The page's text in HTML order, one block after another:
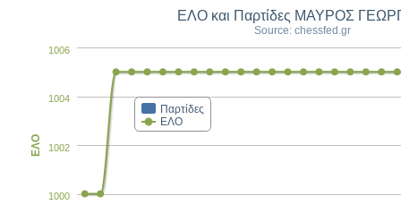
ΕΛΟ και Παρτίδες ΜΑΥΡΟΣ
Source: chessfed.gr
Παρτίδες
ΕΛΟ
1000
1002
1004
1006
ΕΛΟ